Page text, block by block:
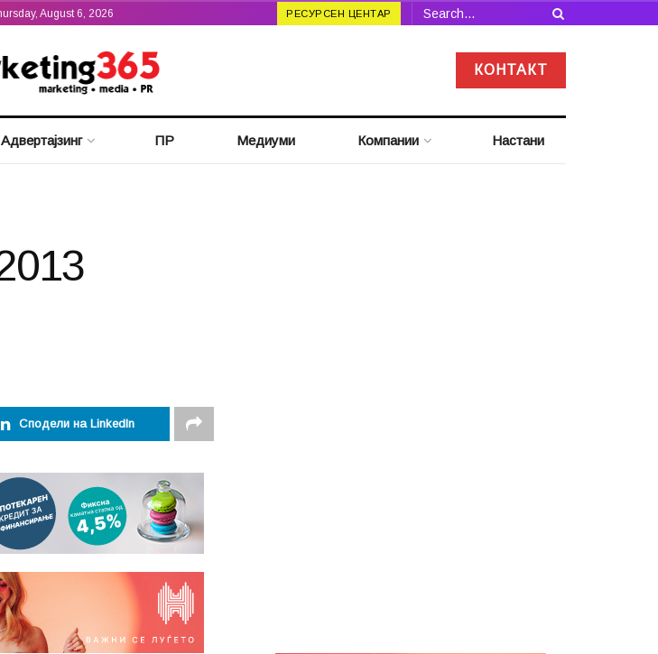
August 6, 2026 РЕСУРСЕН ЦЕНТАР
КОНТАКТ
ПР Медиуми Компании Настани
Сподели на LinkedIn